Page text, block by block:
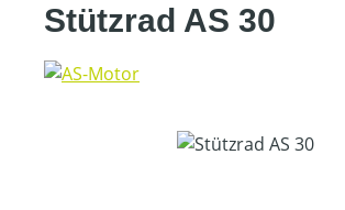
Stützrad AS 30
Bildergalerie überspringen